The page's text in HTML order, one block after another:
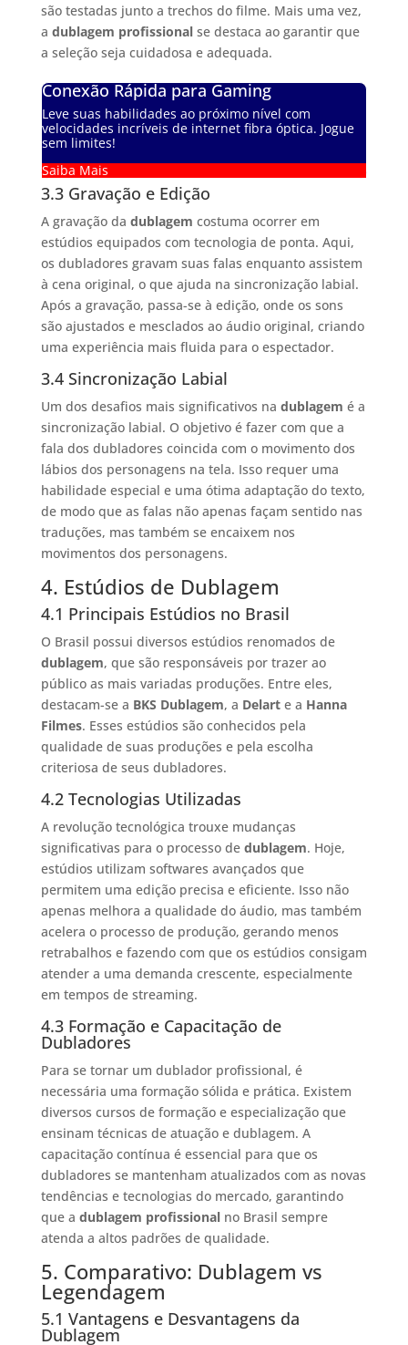
são testadas junto a trechos do filme. Mais uma vez,
a dublagem profissionalse destaca ao garantir que
a seleção seja cuidadosa e adequada.
Conexão Rápida para Gaming
Leve suas habilidades ao próximo nível com
velocidades incríveis de internet fibra óptica. Jogue
sem limites!
Saiba Mais
3.3 Gravação e Edição
A gravação da dublagem costuma ocorrer em
estúdios equipados com tecnologia de ponta. Aqui,
os dubladores gravam suas falas enquanto assistem
à cena original, o que ajuda na sincronização labial.
Após a gravação, passa-se à edição, onde os sons
são ajustados e mesclados ao áudio original, criando
uma experiência mais fluida para o espectador.
3.4 Sincronização Labial
Um dos desafios mais significativos na dublagem é a
sincronização labial. O objetivo é fazer com que a
fala dos dubladores coincida com o movimento dos
lábios dos personagens na tela. Isso requer uma
habilidade especial e uma ótima adaptação do texto,
de modo que as falas não apenas façam sentido nas
traduções, mas também se encaixem nos
movimentos dos personagens.
4. Estúdios de Dublagem
4.1 Principais Estúdios no Brasil
O Brasil possui diversos estúdios renomados de
dublagem, que são responsáveis por trazer ao
público as mais variadas produções. Entre eles,
destacam-se a BKS Dublagem, a Delarte a Hanna
Filmes. Esses estúdios são conhecidos pela
qualidade de suas produções e pela escolha
criteriosa de seus dubladores.
4.2 Tecnologias Utilizadas
A revolução tecnológica trouxe mudanças
significativas para o processo de dublagem. Hoje,
estúdios utilizam softwares avançados que
permitem uma edição precisa e eficiente. Isso não
apenas melhora a qualidade do áudio, mas também
acelera o processo de produção, gerando menos
retrabalhos e fazendo com que os estúdios consigam
atender a uma demanda crescente, especialmente
em tempos de streaming.
4.3 Formação e Capacitação de
Dubladores
Para se tornar um dublador profissional, é
necessária uma formação sólida e prática. Existem
diversos cursos de formação e especialização que
ensinam técnicas de atuação e dublagem. A
capacitação contínua é essencial para que os
dubladores se mantenham atualizados com as novas
tendências e tecnologias do mercado, garantindo
que a dublagem profissionalno Brasil sempre
atenda a altos padrões de qualidade.
5. Comparativo: Dublagem vs
Legendagem
5.1 Vantagens e Desvantagens da
Dublagem